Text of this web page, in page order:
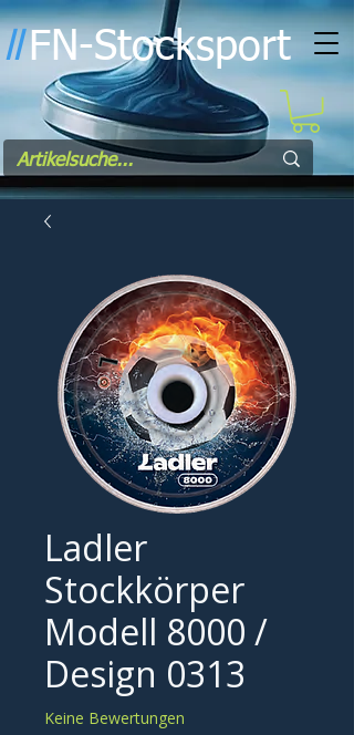
ll FN-Stocksport
Ladler
Stockkörper
Modell 8000 /
Design 0313
Keine Bewertungen